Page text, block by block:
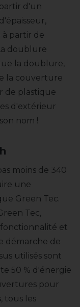
d'un
partir de
doublure
la doublure,
la couverture
de plastique
d'extérieur
nom !
moins de 340
une
Green Tec.
Tec,
et
démarche de
utilisés sont
50 % d'énergie
pour
tous les